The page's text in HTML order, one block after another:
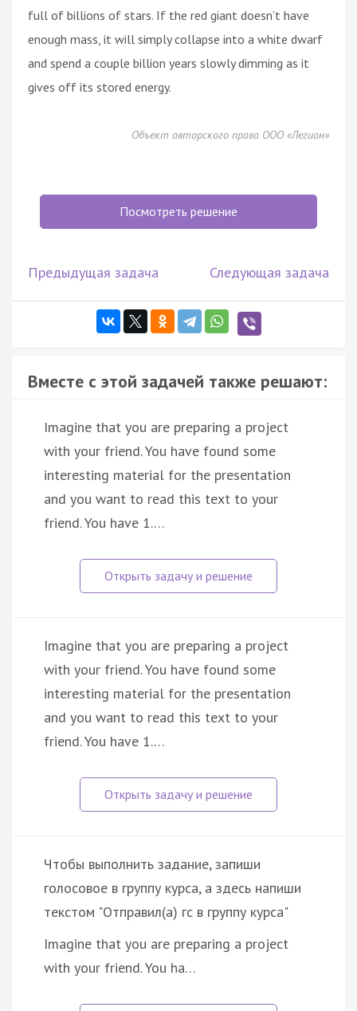
full of billions of stars. If the red giant doesn’t have
enough mass, it will simply collapse into a white dwarf
and spend a couple billion years slowly dimming as it
gives off its stored energy.
Объект авторского права ООО «Легион»
Посмотреть решение
Предыдущая задача Следующая задача
Вместе с этой задачей также решают:
Imagine that you are preparing a project
with your friend. You have found some
interesting material for the presentation
and you want to read this text to your
friend. You have 1.…
Imagine that you are preparing a project
with your friend. You have found some
interesting material for the presentation
and you want to read this text to your
friend. You have 1.…
Чтобы выполнить задание, запиши
голосовое в группу курса, а здесь напиши
текстом "Отправил(а) гс в группу курса"
Imagine that you are preparing a project
with your friend. You ha…